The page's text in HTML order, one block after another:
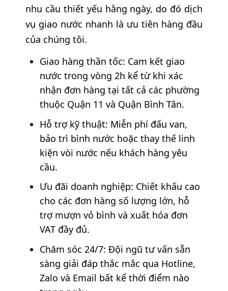
nhu cầu thiết yếu hằng ngày, do đó dịch
vụ giao nước nhanh là ưu tiên hàng đầu
của chúng tôi.
Giao hàng thần tốc: Cam kết giao
nước trong vòng 2h kể từ khi xác
nhận đơn hàng tại tất cả các phường
thuộc Quận 11 và Quận Bình Tân.
Hỗ trợ kỹ thuật: Miễn phí đấu van,
bảo trì bình nước hoặc thay thế linh
kiện vòi nước nếu khách hàng yêu
cầu.
Ưu đãi doanh nghiệp: Chiết khấu cao
cho các đơn hàng số lượng lớn, hỗ
trợ mượn vỏ bình và xuất hóa đơn
VAT đầy đủ.
Chăm sóc 24/7: Đội ngũ tư vấn sẵn
sàng giải đáp thắc mắc qua Hotline,
Zalo và Email bất kể thời điểm nào